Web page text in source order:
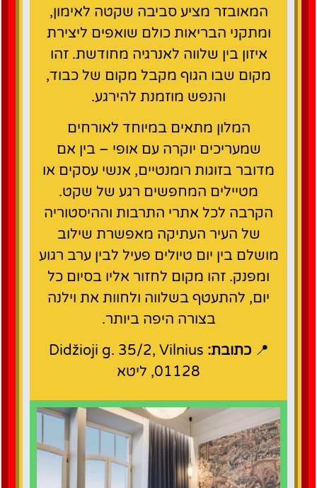
המאובזר מציע סביבה שקטה לאימון,
ומתקני הבריאות כולם שואפים ליצירת
איזון בין שלווה לאנרגיה מחודשת. זהו
מקום שבו הגוף מקבל מקום של כבוד,
והנפש מוזמנת להירגע.
המלון מתאים במיוחד לאורחים
שמעריכים יוקרה עם אופי – בין אם
מדובר בזוגות רומנטיים, אנשי עסקים או
מטיילים המחפשים רגע של שקט.
הקרבה לכל אתרי התרבות וההיסטוריה
של העיר העתיקה מאפשרת שילוב
מושלם בין יום טיולים פעיל לבין ערב רגוע
ומפנק. זהו מקום לחזור אליו בסיום כל
יום, להתעטף בשלווה ולחוות את וילנה
בצורה היפה ביותר.
📍כתובת: Didžioji g. 35/2, Vilnius
01128, ליטא